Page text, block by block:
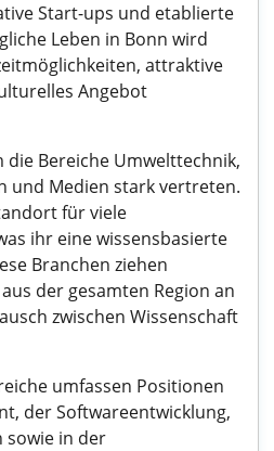
Start-ups und etablierte
Leben in Bonn wird
attraktive
Angebot
die Bereiche Umwelttechnik,
und Medien stark vertreten.
für viele
ihr eine wissensbasierte
Branchen ziehen
der gesamten Region an
zwischen Wissenschaft
umfassen Positionen
der Softwareentwicklung,
sowie in der